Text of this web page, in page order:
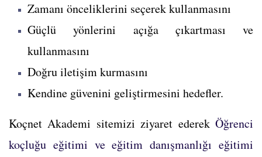
Zamanı önceliklerini seçerek kullanmasını
Güçlü yönlerini açığa çıkartması ve
kullanmasını
Doğru iletişim kurmasını
Kendine güvenini geliştirmesini hedefler.
Koçnet Akademi sitemizi ziyaret ederek Öğrenci
koçluğu eğitimi ve eğitim danışmanlığı eğitimi